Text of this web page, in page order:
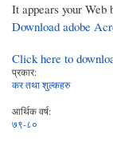
It appears your Web
Download adobe
Click here to
प्रकार:
कर तथा शुल्कहरु
आर्थिक वर्ष:
७९-८०